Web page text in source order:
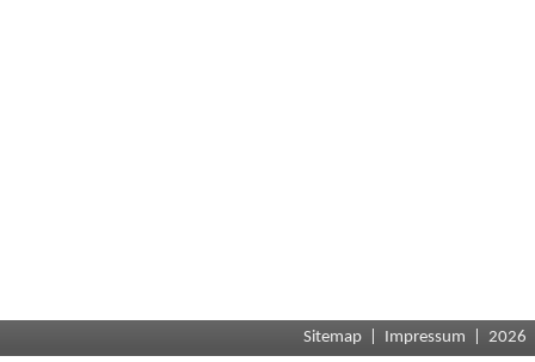
Sitemap Impressum | 2026